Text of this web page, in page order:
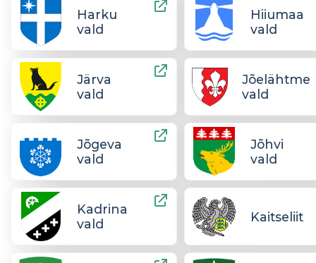
Harku
vald
Hiiumaa
vald
Järva
vald
Jõelähtme
vald
Jõgeva
vald
Jõhvi
vald
Kadrina
vald
Kaitseliit